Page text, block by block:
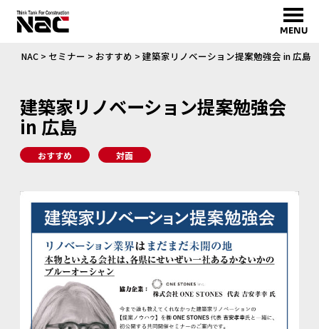
MENU
NAC> セミナー > おすすめ > 建築家リノベーション提案勉強会 in 広島
建築家リノベーション提案勉強会
in 広島
おすすめ 対面